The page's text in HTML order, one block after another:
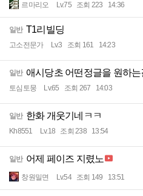
르마리오 Lv.75 조회 223 14:36
일반 T1리빌딩
고소전문가 Lv.3 조회 161 14:23
일반 애시당초 어떤정글을 원하는
토심토뭉 Lv.65 조회 267 14:03
일반 한화 개웃기네ㅋㅋ
Kh8551 Lv.18 조회 238 13:54
일반 어제 페이즈 지렸노
창원밀면 Lv.54 조회 149 13:51